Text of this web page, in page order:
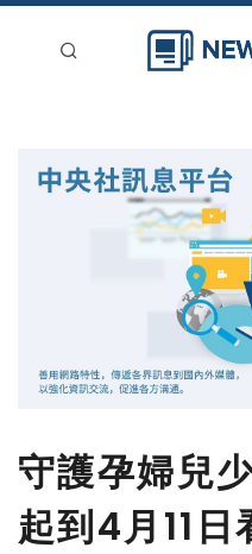
守護孕婦兒
起到4月11